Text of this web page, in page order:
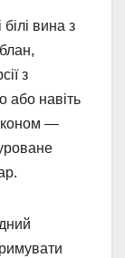
вина з
з
або навіть
—